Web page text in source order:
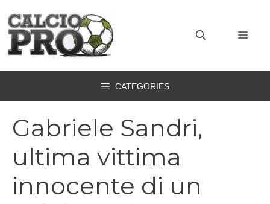
contenuto
CATEGORIES
Gabriele Sandri,
ultima vittima
innocente di un